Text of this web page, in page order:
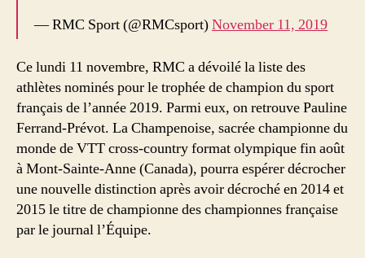
— RMC Sport (@RMCsport)November 11, 2019
Ce lundi 11 novembre, RMC a dévoilé la liste des
athlètes nominés pour le trophée de champion du sport
français de l’année 2019. Parmi eux, on retrouve Pauline
Ferrand-Prévot. La Champenoise, sacrée championne du
monde de VTT cross-country format olympique fin août
à Mont-Sainte-Anne (Canada), pourra espérer décrocher
une nouvelle distinction après avoir décroché en 2014 et
2015 le titre de championne des championnes française
par le journal l’Équipe.